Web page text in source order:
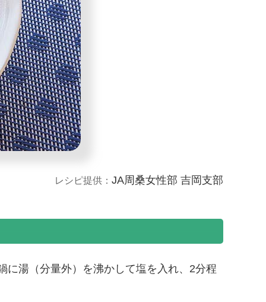
JA周桑女性部 吉岡支部
に湯（分量外）を沸かして塩を入れ、2分程